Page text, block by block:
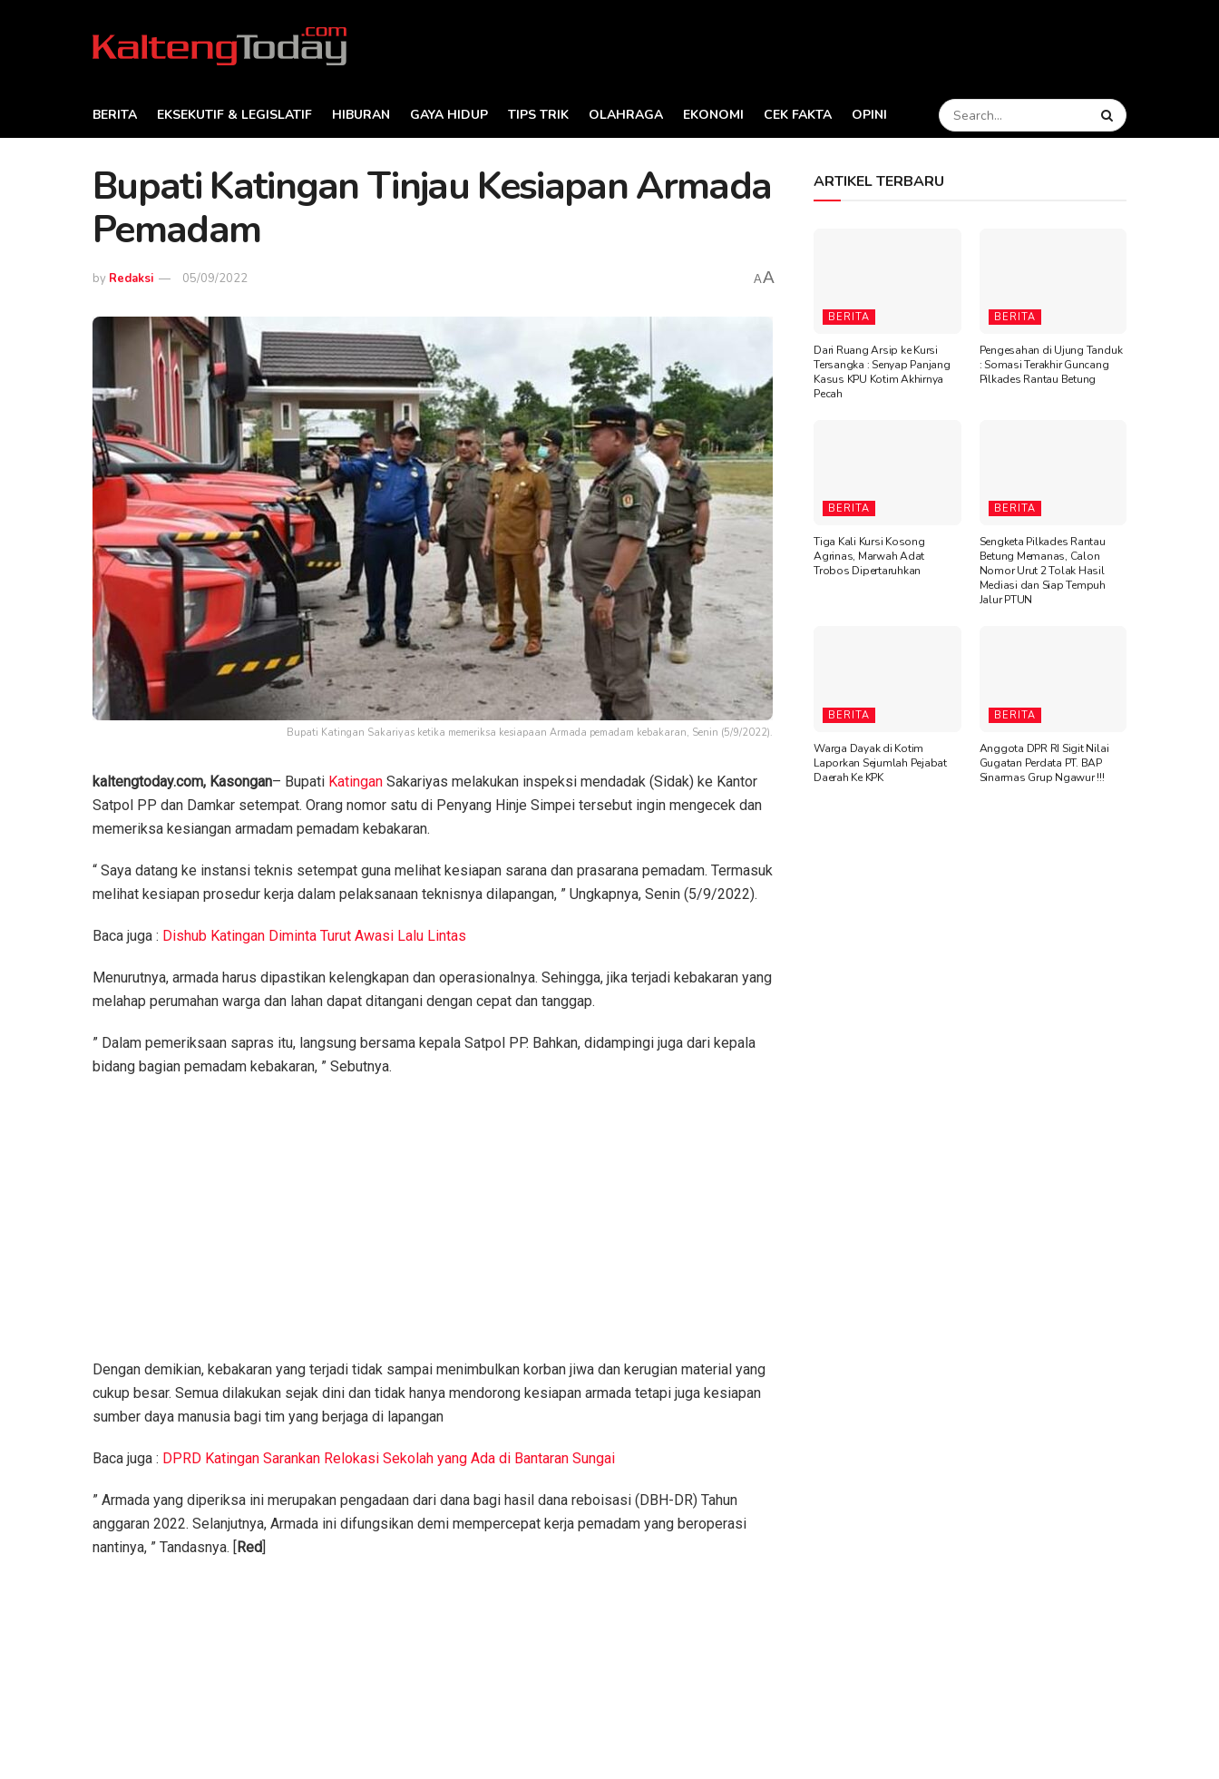
BERITA EKSEKUTIF & LEGISLATIF HIBURAN GAYA HIDUP TIPS TRIK OLAHRAGA EKONOMI CEK FAKTA OPINI
Bupati Katingan Tinjau Kesiapan Armada
Pemadam
by Redaksi 05/09/2022 AA
Bupati Katingan Sakariyas ketika memeriksa kesiapaan Armada pemadam kebakaran, Senin (5/9/2022).
kaltengtoday.com, Kasongan– Bupati Katingan Sakariyas melakukan inspeksi mendadak (Sidak) ke Kantor
Satpol PP dan Damkar setempat. Orang nomor satu di Penyang Hinje Simpei tersebut ingin mengecek dan
memeriksa kesiangan armadam pemadam kebakaran.
“ Saya datang ke instansi teknis setempat guna melihat kesiapan sarana dan prasarana pemadam. Termasuk
melihat kesiapan prosedur kerja dalam pelaksanaan teknisnya dilapangan, ” Ungkapnya, Senin (5/9/2022).
Baca juga : Dishub Katingan Diminta Turut Awasi Lalu Lintas
Menurutnya, armada harus dipastikan kelengkapan dan operasionalnya. Sehingga, jika terjadi kebakaran yang
melahap perumahan warga dan lahan dapat ditangani dengan cepat dan tanggap.
” Dalam pemeriksaan sapras itu, langsung bersama kepala Satpol PP. Bahkan, didampingi juga dari kepala
bidang bagian pemadam kebakaran, ” Sebutnya.
Dengan demikian, kebakaran yang terjadi tidak sampai menimbulkan korban jiwa dan kerugian material yang
cukup besar. Semua dilakukan sejak dini dan tidak hanya mendorong kesiapan armada tetapi juga kesiapan
sumber daya manusia bagi tim yang berjaga di lapangan
Baca juga : DPRD Katingan Sarankan Relokasi Sekolah yang Ada di Bantaran Sungai
” Armada yang diperiksa ini merupakan pengadaan dari dana bagi hasil dana reboisasi (DBH-DR) Tahun
anggaran 2022. Selanjutnya, Armada ini difungsikan demi mempercepat kerja pemadam yang beroperasi
nantinya, ” Tandasnya. [Red]
ARTIKEL TERBARU
BERITA
Dari Ruang Arsip ke Kursi
Tersangka : Senyap Panjang
Kasus KPU Kotim Akhirnya
Pecah
BERITA
Pengesahan di Ujung Tanduk
: Somasi Terakhir Guncang
Pilkades Rantau Betung
BERITA
Tiga Kali Kursi Kosong
Agrinas, Marwah Adat
Trobos Dipertaruhkan
BERITA
Sengketa Pilkades Rantau
Betung Memanas, Calon
Nomor Urut 2 Tolak Hasil
Mediasi dan Siap Tempuh
Jalur PTUN
BERITA
Warga Dayak di Kotim
Laporkan Sejumlah Pejabat
Daerah Ke KPK
BERITA
Anggota DPR RI Sigit Nilai
Gugatan Perdata PT. BAP
Sinarmas Grup Ngawur !!!